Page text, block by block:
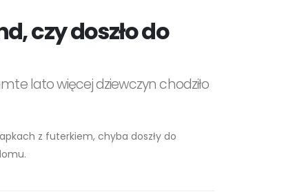
czy doszło do
lato więcej dziewczyn chodziło
z futerkiem, chyba doszły do